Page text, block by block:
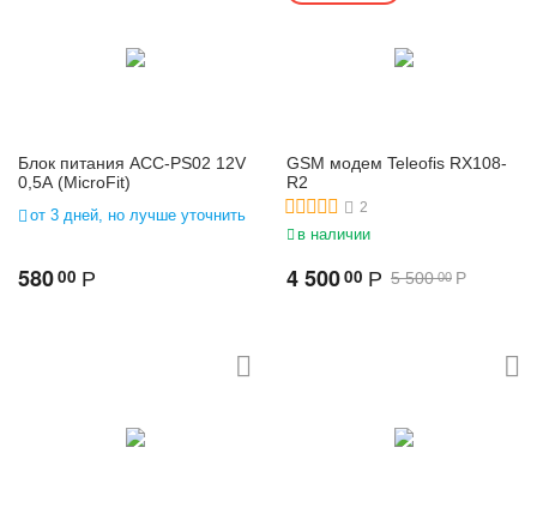
Блок питания ACC-PS02 12V
0,5A (MicroFit)
от 3 дней, но лучше уточнить
58000 Р
GSM модем Teleofis RX108-
R2
2
в наличии
5 500 00 Р
4 50000 Р